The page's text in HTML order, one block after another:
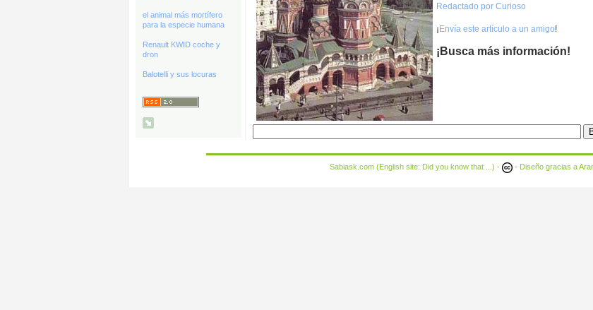
el animal más mortífero
para la especie humana
Renault KWID coche y
dron
Balotelli y sus locuras
Redactado por Curioso
¡Envía este artículo a un amigo!
¡Busca más información!
Sabiask.com (English site: Did you know that ...) - - Diseño gracias a